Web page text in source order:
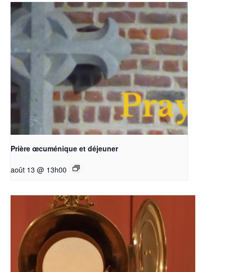
Prière œcuménique et déjeuner
août 13 @ 13h00